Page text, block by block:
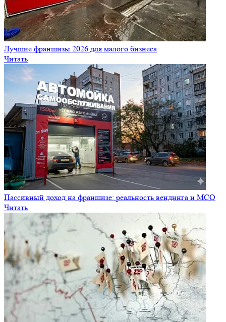
Лучшие франшизы 2026 для малого бизнеса
Читать
Пассивный доход на франшизе: реальность вендинга и МСО
Читать